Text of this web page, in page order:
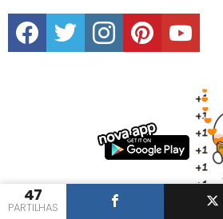
47
PARTILHAS
facebooktwitter instagrampinterestyoutube